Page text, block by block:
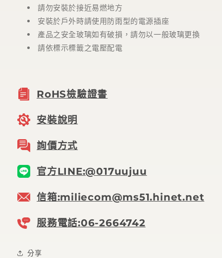
請勿安裝於接近易燃地方
安裝於戶外時請使用防雨型的電源插座
產品之安全玻璃如有破損，請勿以一般玻璃更換
請依標示標籤之電壓配電
RoHS檢驗證書
安裝說明
詢價方式
官方LINE:@017uujuu
信箱:miliecom@ms51.hinet.net
服務電話:06-2664742
分享